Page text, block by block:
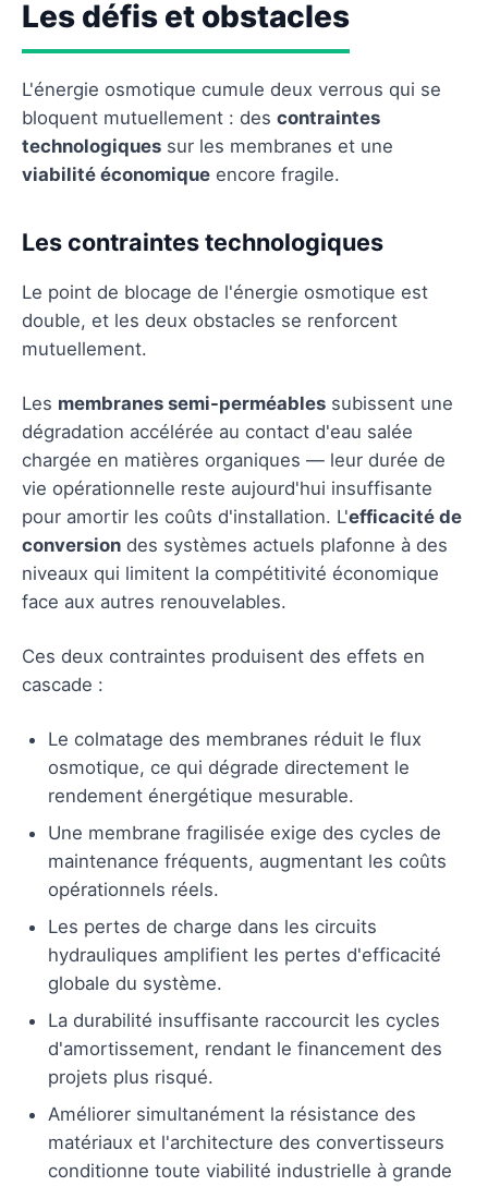
Les défis et obstacles
L'énergie osmotique cumule deux verrous qui se
bloquent mutuellement : des contraintes
technologiques sur les membranes et une
viabilité économique encore fragile.
Les contraintes technologiques
Le point de blocage de l'énergie osmotique est
double, et les deux obstacles se renforcent
mutuellement.
Les membranes semi-perméables subissent une
dégradation accélérée au contact d'eau salée
chargée en matières organiques — leur durée de
vie opérationnelle reste aujourd'hui insuffisante
pour amortir les coûts d'installation. L'efficacité de
conversion des systèmes actuels plafonne à des
niveaux qui limitent la compétitivité économique
face aux autres renouvelables.
Ces deux contraintes produisent des effets en
cascade :
Le colmatage des membranes réduit le flux
osmotique, ce qui dégrade directement le
rendement énergétique mesurable.
Une membrane fragilisée exige des cycles de
maintenance fréquents, augmentant les coûts
opérationnels réels.
Les pertes de charge dans les circuits
hydrauliques amplifient les pertes d'efficacité
globale du système.
La durabilité insuffisante raccourcit les cycles
d'amortissement, rendant le financement des
projets plus risqué.
Améliorer simultanément la résistance des
matériaux et l'architecture des convertisseurs
conditionne toute viabilité industrielle à grande